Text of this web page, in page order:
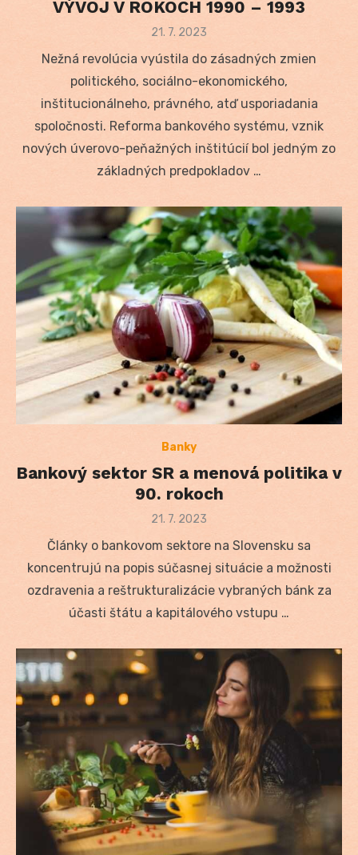
VÝVOJ V ROKOCH 1990 – 1993
Posted
21. 7. 2023
Nežná revolúcia vyústila do zásadných zmien
politického, sociálno-ekonomického,
inštitucionálneho, právného, atď usporiadania
spoločnosti. Reforma bankového systému, vznik
nových úverovo-peňažných inštitúcií bol jedným zo
základných predpokladov …
Banky
Bankový sektor SR a menová politika v
90. rokoch
Posted
21. 7. 2023
Články o bankovom sektore na Slovensku sa
koncentrujú na popis súčasnej situácie a možnosti
ozdravenia a reštrukturalizácie vybraných bánk za
účasti štátu a kapitálového vstupu …